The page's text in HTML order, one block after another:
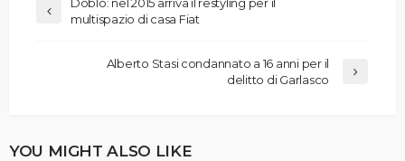
multispazio di casa Fiat
Alberto Stasi condannato a 16 anni per il
delitto di Garlasco
YOU MIGHT ALSO LIKE